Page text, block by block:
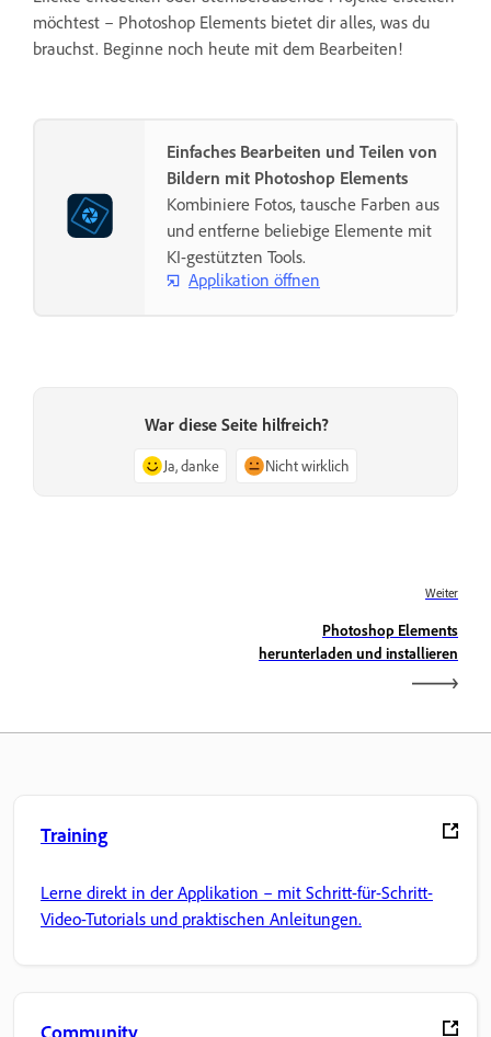
möchtest – Photoshop Elements bietet dir alles, was du
brauchst. Beginne noch heute mit dem Bearbeiten!
Einfaches Bearbeiten und Teilen von
Bildern mit Photoshop Elements
Kombiniere Fotos, tausche Farben aus
und entferne beliebige Elemente mit
KI-gestützten Tools.
Applikation öffnen
War diese Seite hilfreich?
Ja, danke Nicht wirklich
Weiter
Photoshop Elements
herunterladen und installieren
Training
Lerne direkt in der Applikation – mit Schritt-für-Schritt-
Video-Tutorials und praktischen Anleitungen.
Community